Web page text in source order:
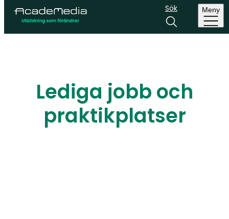
Sök Meny
Lediga jobb och
praktikplatser